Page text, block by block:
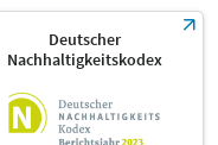
Deutscher
Nachhaltigkeitskodex